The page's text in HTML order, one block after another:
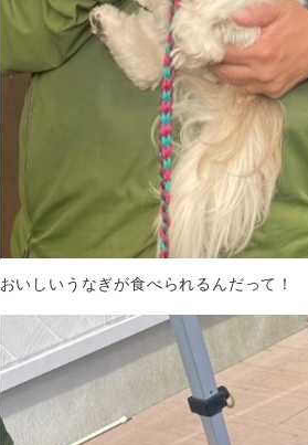
おいしいうなぎが食べられるんだって！